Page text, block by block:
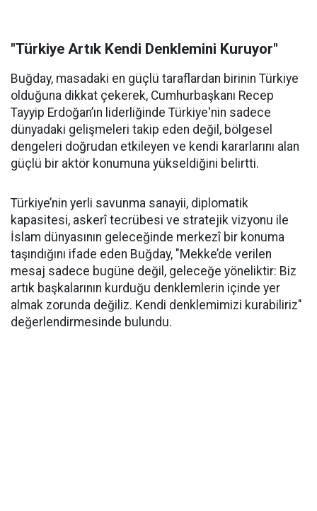
"Türkiye Artık Kendi Denklemini Kuruyor"
Buğday, masadaki en güçlü taraflardan birinin Türkiye
olduğuna dikkat çekerek, Cumhurbaşkanı Recep
Tayyip Erdoğan’ın liderliğinde Türkiye'nin sadece
dünyadaki gelişmeleri takip eden değil, bölgesel
dengeleri doğrudan etkileyen ve kendi kararlarını alan
güçlü bir aktör konumuna yükseldiğini belirtti.
Türkiye’nin yerli savunma sanayii, diplomatik
kapasitesi, askerî tecrübesi ve stratejik vizyonu ile
İslam dünyasının geleceğinde merkezî bir konuma
taşındığını ifade eden Buğday, "Mekke’de verilen
mesaj sadece bugüne değil, geleceğe yöneliktir: Biz
artık başkalarının kurduğu denklemlerin içinde yer
almak zorunda değiliz. Kendi denklemimizi kurabiliriz"
değerlendirmesinde bulundu.